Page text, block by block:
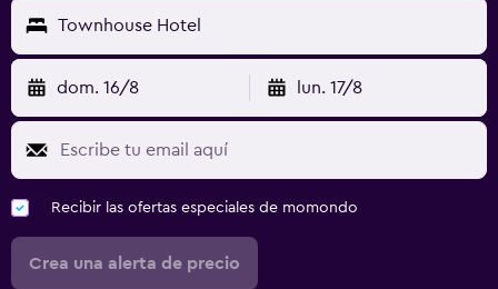
Townhouse Hotel
dom. 16/8 lun. 17/8
Recibir las ofertas especiales de momondo
Crea una alerta de precio